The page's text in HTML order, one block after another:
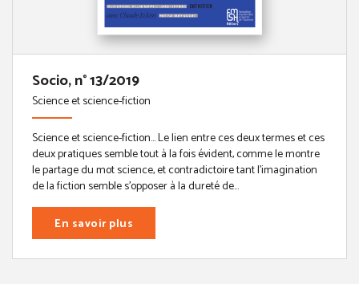
Socio, n° 13/2019
Science et science-fiction
Science et science-fiction… Le lien entre ces deux termes et ces
deux pratiques semble tout à la fois évident, comme le montre
le partage du mot science, et contradictoire tant l’imagination
de la fiction semble s’opposer à la dureté de...
En savoir plus